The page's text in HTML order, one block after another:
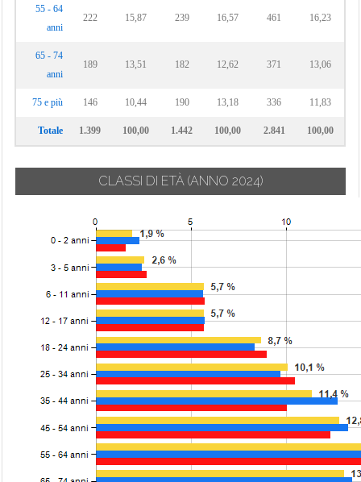
55 - 64
anni
222 15,87 239 16,57 461 16,23
65 - 74
anni
189 13,51 182 12,62 371 13,06
75 e più 146 10,44 190 13,18 336 11,83
Totale 1.399 100,00 1.442 100,00 2.841 100,00
CLASSI DI ETÀ (ANNO 2024)